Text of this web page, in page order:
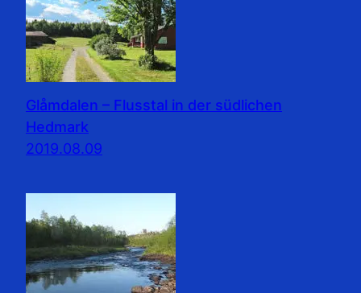
Glåmdalen – Flusstal in der südlichen
Hedmark
2019.08.09